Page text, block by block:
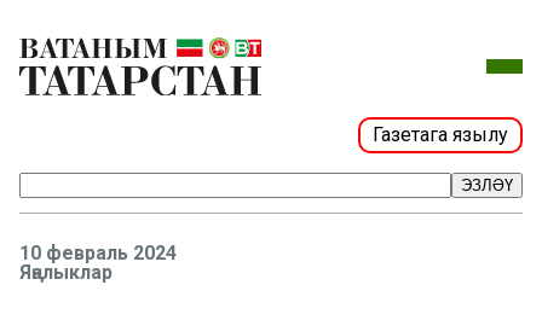
Газетага язылу
ЭЗЛӘҮ
10 февраль 2024
Яңалыклар